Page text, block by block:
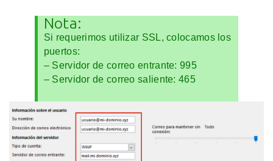
Nota:
Si requerimos utilizar SSL, colocamos los
puertos:
– Servidor de correo entrante: 995
– Servidor de correo saliente: 465